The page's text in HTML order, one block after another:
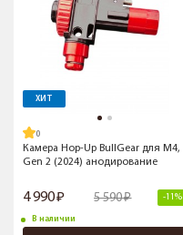
ХИТ
Камера Hop-Up BullGear для M4,
Gen 2 (2024) анодирование
4 990 5 590 -11%
В наличии